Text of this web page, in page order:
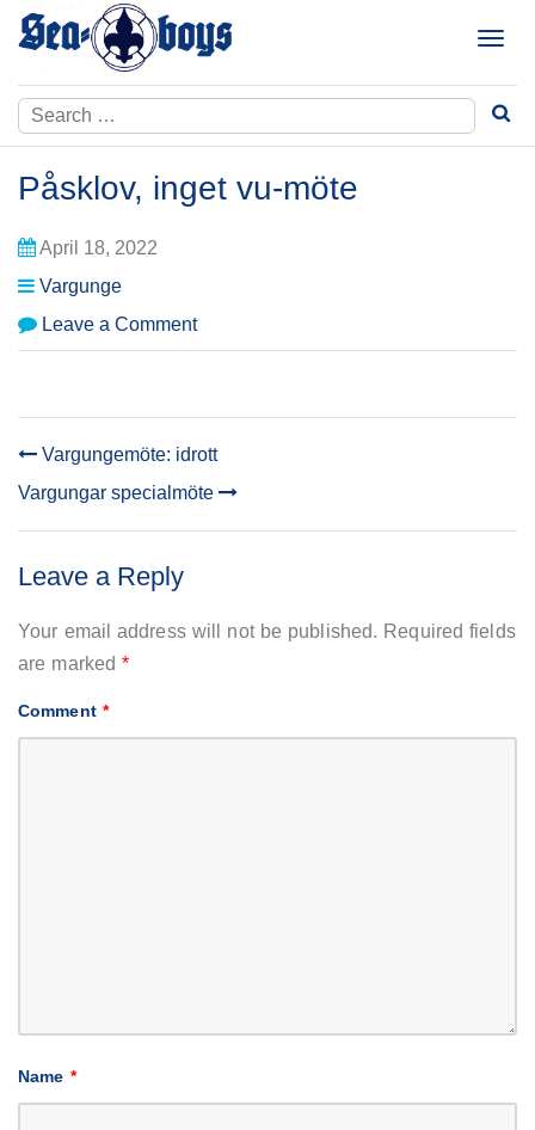
Skip
T
g
l
t
Search
for:
Påsklov, inget vu-möte
April 18, 2022
Vargunge
Leave a Commenton
Påsklov,
POST
NAVIGATION
Vargungemöte: idrott
Vargungar specialmöte
Leave a Reply
Your email address will not be published. Required fields
are marked*
Comment *
Name *